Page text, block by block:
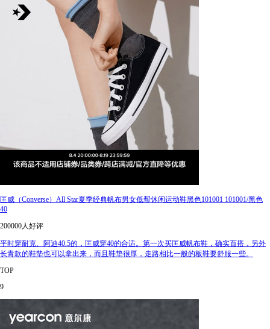
匡威（Converse）All Star夏季经典帆布男女低帮休闲运动鞋黑色101001 101001/黑色
40
200000人好评
平时穿耐克、阿迪40.5的，匡威穿40的合适。第一次买匡威帆布鞋，确实百搭，另外
长青款的鞋垫也可以拿出来，而且鞋垫很厚，走路相比一般的板鞋要舒服一些。
TOP
9